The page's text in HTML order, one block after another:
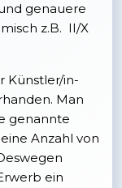
genauere
z.B. II/X
Künstler/in-
Man
genannte
Anzahl von
ein